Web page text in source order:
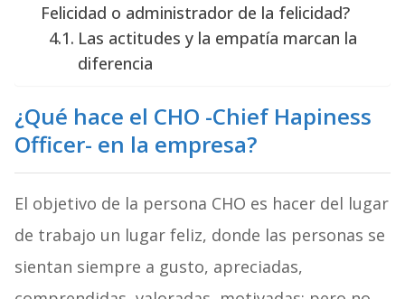
Felicidad o administrador de la felicidad?
Las actitudes y la empatía marcan la
diferencia
¿Qué hace el CHO -Chief Hapiness
Officer- en la empresa?
El objetivo de la persona CHO es hacer del lugar
de trabajo un lugar feliz, donde las personas se
sientan siempre a gusto, apreciadas,